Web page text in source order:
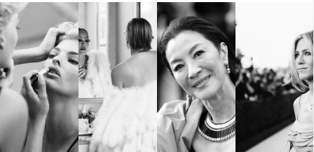
Цветно
Гурме
Пътувай
Wellness
ModerenDom
СЛЕДВАЙТЕ НИ
Facebook Instagram Twitter
Pinterest
YouTube
Spotify Soundcloud